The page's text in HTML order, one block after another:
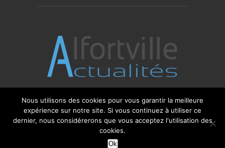
© 2017 - 2025 Alfortville Actualités - Tous droits
réservés. Editeur : Sébastien Glotin - l'Agence-i
RETOUR HAUT DE PAGE
Nous utilisons des cookies pour vous garantir la meilleure
expérience sur notre site. Si vous continuez à utiliser ce
dernier, nous considérerons que vous acceptez l'utilisation des
cookies.
Ok